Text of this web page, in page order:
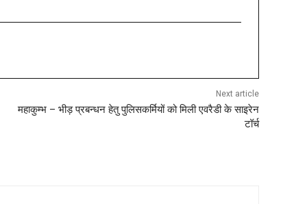
Next article
महाकुम्भ – भीड़ प्रबन्धन हेतु पुलिसकर्मियों को मिली एवरैडी के साइरेन
टॉर्च